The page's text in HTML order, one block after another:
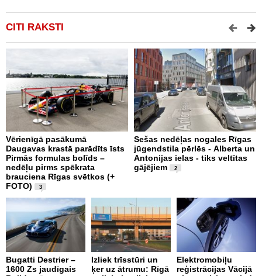
CITI RAKSTI
Vērienīgā pasākumā
Daugavas krastā parādīts īsts
Pirmās formulas bolīds –
nedēļu pirms spēkrata
brauciena Rīgas svētkos (+
FOTO)
3
Sešas nedēļas nogales Rīgas
jūgendstila pērlēs - Alberta un
Antonijas ielas - tiks veltītas
gājējiem
2
Bugatti Destrier –
1600 Zs jaudīgais
Izliek trīsstūri un
ķer uz ātrumu: Rīgā
Elektromobiļu
reģistrācijas Vācijā